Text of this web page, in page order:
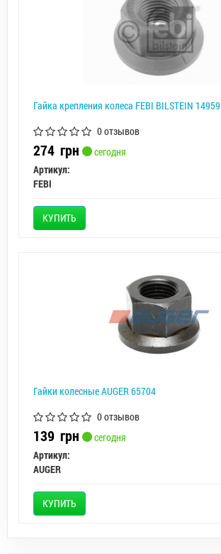
Гайка крепления колеса FEBI BILSTEIN 14959
0 отзывов
274 грн
сегодня
Артикул:
FEBI
КУПИТЬ
Гайки колесные AUGER 65704
0 отзывов
139 грн
сегодня
Артикул:
AUGER
КУПИТЬ